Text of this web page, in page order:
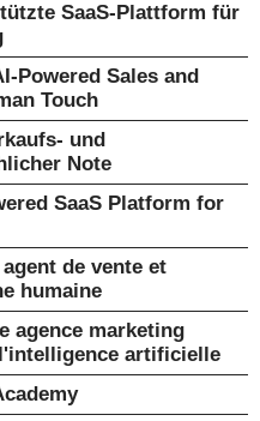
SaaS-Plattform für
Powered Sales and
Touch
und
Note
SaaS Platform for
de vente et
humaine
agence marketing
artificielle